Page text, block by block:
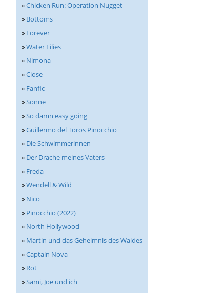
»Chicken Run: Operation Nugget
» Bottoms
» Forever
»Water Lilies
» Nimona
»Close
» Fanfic
»Sonne
»So damn easy going
»Guillermo del Toros Pinocchio
» Die Schwimmerinnen
» Der Drache meines Vaters
» Freda
»Wendell & Wild
» Nico
» Pinocchio (2022)
» North Hollywood
» Martin und das Geheimnis des Waldes
»Captain Nova
» Rot
»Sami, Joe und ich